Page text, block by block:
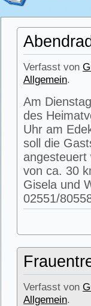
Verfasst von
Allgemein.
Am
des
Uhr am
soll die
angesteuert
von ca. 30
Gisela und
02551/
Verfasst von
Allgemein.